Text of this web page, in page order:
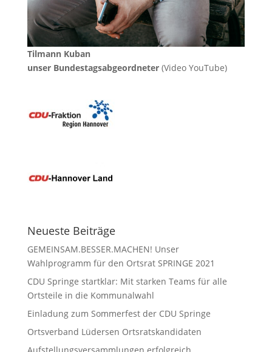
Tilmann Kuban
unser Bundestagsabgeordneter(Video YouTube)
Neueste Beiträge
GEMEINSAM.BESSER.MACHEN! Unser
Wahlprogramm für den Ortsrat SPRINGE 2021
CDU Springe startklar: Mit starken Teams für alle
Ortsteile in die Kommunalwahl
Einladung zum Sommerfest der CDU Springe
Ortsverband Lüdersen Ortsratskandidaten